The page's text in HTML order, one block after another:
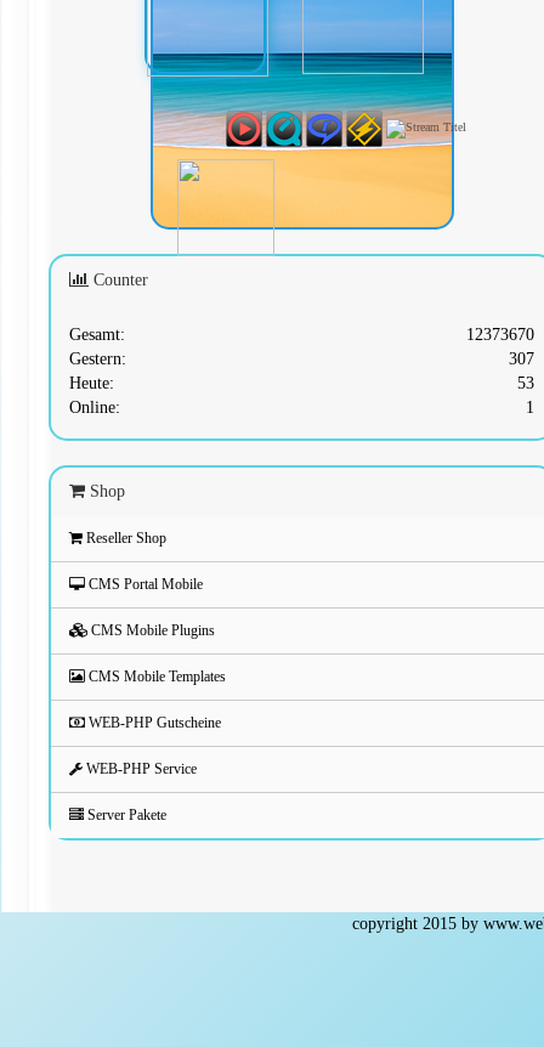
Counter
Gesamt:
12373670
Gestern:
307
Heute:
53
Online:
1
Shop
Reseller Shop
CMS Portal Mobile
CMS Mobile Plugins
CMS Mobile Templates
WEB-PHP Gutscheine
WEB-PHP Service
Server Pakete
copyright 2015 by